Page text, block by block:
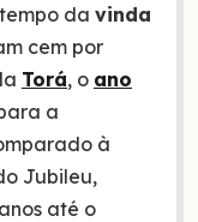
davinda
cem por
Torá, o ano
a
à
Jubileu,
até o